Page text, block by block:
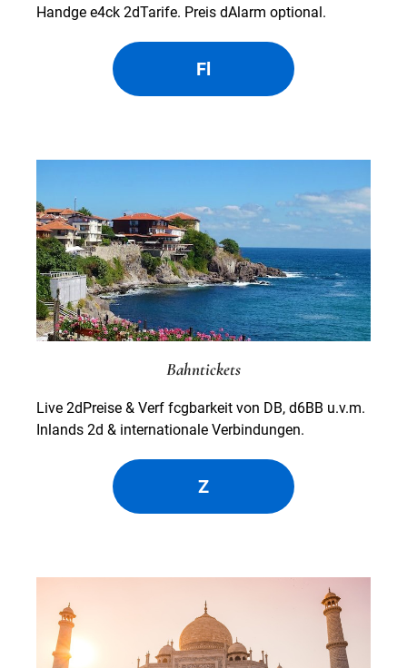
Handge e4ck 2dTarife. Preis dAlarm optional.
Fl
Bahntickets
Live 2dPreise & Verf fcgbarkeit von DB, d6BB u.v.m.
Inlands 2d & internationale Verbindungen.
Z